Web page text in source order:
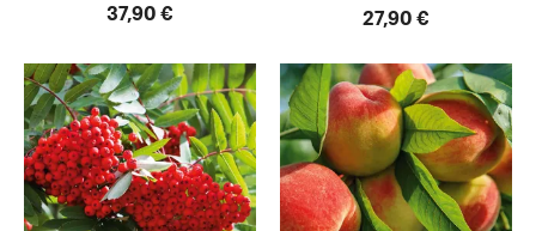
37,90 €
27,90 €